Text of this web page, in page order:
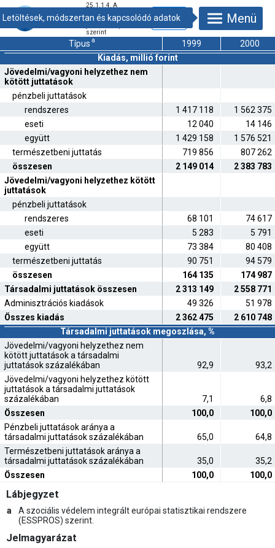
25.1.1.4. A
társadalmi
szerint
Menü
Típus a 1999
2000
Kiadás, millió forint
Jövedelmi/vagyoni helyzethez nem
kötött juttatások
pénzbeli juttatások
rendszeres
1 417 118
1 562 375
eseti
12 040
14 146
együtt
1 429 158
1 576 521
természetbeni juttatás
719 856
807 262
összesen
2 149 014
2 383 783
Jövedelmi/vagyoni helyzethez kötött
juttatások
pénzbeli juttatások
rendszeres
68 101
74 617
eseti
5 283
5 791
együtt
73 384
80 408
természetbeni juttatás
90 751
94 579
összesen
164 135
174 987
Társadalmi juttatások összesen
2 313 149
2 558 771
Adminisztrációs kiadások
49 326
51 978
Összes kiadás
2 362 475
2 610 748
Társadalmi juttatások megoszlása, %
Jövedelmi/vagyoni helyzethez nem
kötött juttatások a társadalmi
juttatások százalékában
92,9
93,2
Jövedelmi/vagyoni helyzethez kötött
juttatások a társadalmi juttatások
százalékában
7,1
6,8
Összesen
100,0
100,0
Pénzbeli juttatások aránya a
társadalmi juttatások százalékában
65,0
64,8
Természetbeni juttatások aránya a
társadalmi juttatások százalékában
35,0
35,2
Összesen
100,0 100,0
Lábjegyzet
a
A szociális védelem integrált európai statisztikai rendszere
(ESSPROS) szerint.
Jelmagyarázat